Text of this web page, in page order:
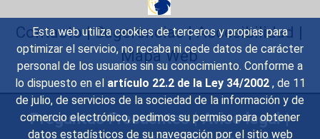
Esta web utiliza cookies de terceros y propias para
optimizar el servicio, no recaba ni cede datos de carácter
personal de los usuarios sin su conocimiento. Conforme a
lo dispuesto en el artículo 22.2 de la Ley 34/2002 , de 11
de julio, de servicios de la sociedad de la información y de
comercio electrónico, pedimos su permiso para obtener
datos estadísticos de su navegación por el sitio web
Contacto|Sugerencias|Accesibilidad |
Mapa Web
Preguntas Frecuentes|Aviso legal|